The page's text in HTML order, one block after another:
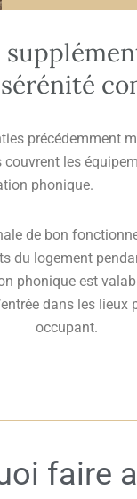
précédemment
couvrent les
phonique.
de bon
du logement
phonique est
dans les lieux
occupant.
faire